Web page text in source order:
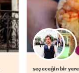
seçeceğin bir